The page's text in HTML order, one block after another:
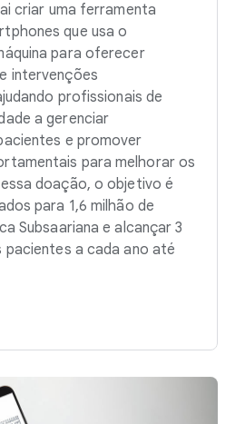
criar uma ferramenta
que usa o
para oferecer
intervenções
profissionais de
a gerenciar
e promover
para melhorar os
doação, o objetivo é
para 1,6 milhão de
Subsaariana e alcançar 3
pacientes a cada ano até